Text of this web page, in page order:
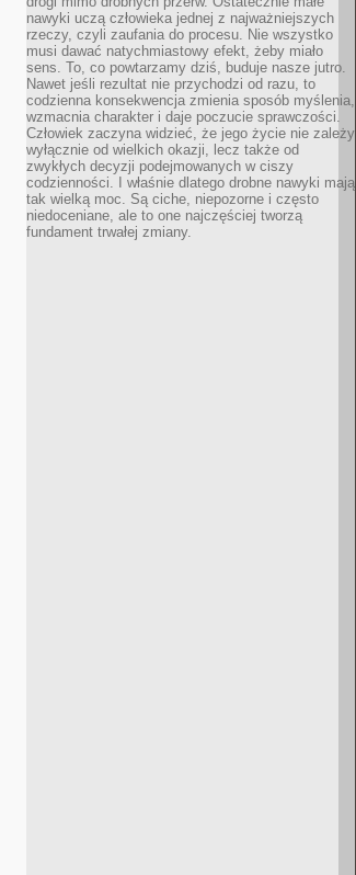
nawyki uczą człowieka jednej z najważniejszych
rzeczy, czyli zaufania do procesu. Nie wszystko
musi dawać natychmiastowy efekt, żeby miało
sens. To, co powtarzamy dziś, buduje nasze jutro.
Nawet jeśli rezultat nie przychodzi od razu, to
codzienna konsekwencja zmienia sposób myślenia,
wzmacnia charakter i daje poczucie sprawczości.
Człowiek zaczyna widzieć, że jego życie nie zależy
wyłącznie od wielkich okazji, lecz także od
zwykłych decyzji podejmowanych w ciszy
codzienności. I właśnie dlatego drobne nawyki mają
tak wielką moc. Są ciche, niepozorne i często
niedoceniane, ale to one najczęściej tworzą
fundament trwałej zmiany.